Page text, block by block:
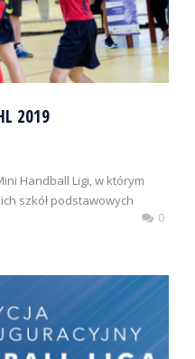
2019
Handball Ligi, w którym
szkół podstawowych
0